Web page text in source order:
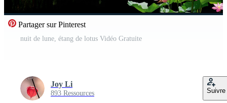
Partager sur Pinterest
nuit de lune, étang de lotus Vidéo Gratuite
Joy Li
893 Ressources Suivre